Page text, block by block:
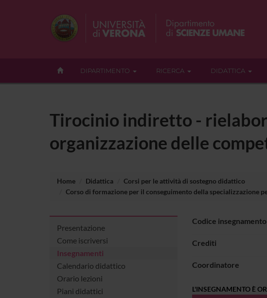
DIPARTIMENTO RICERCA DIDATTICA
Tirocinio indiretto -
organizzazione delle
Home Didattica
Corsi per le attività di sostegno didattico
Corso di formazione per il conseguimento della specializzazione
Presentazione
Come iscriversi
Insegnamenti
Calendario didattico
Orario lezioni
Piani didattici
Codice insegnamento
Crediti
Coordinatore
L'INSEGNAMENTO È